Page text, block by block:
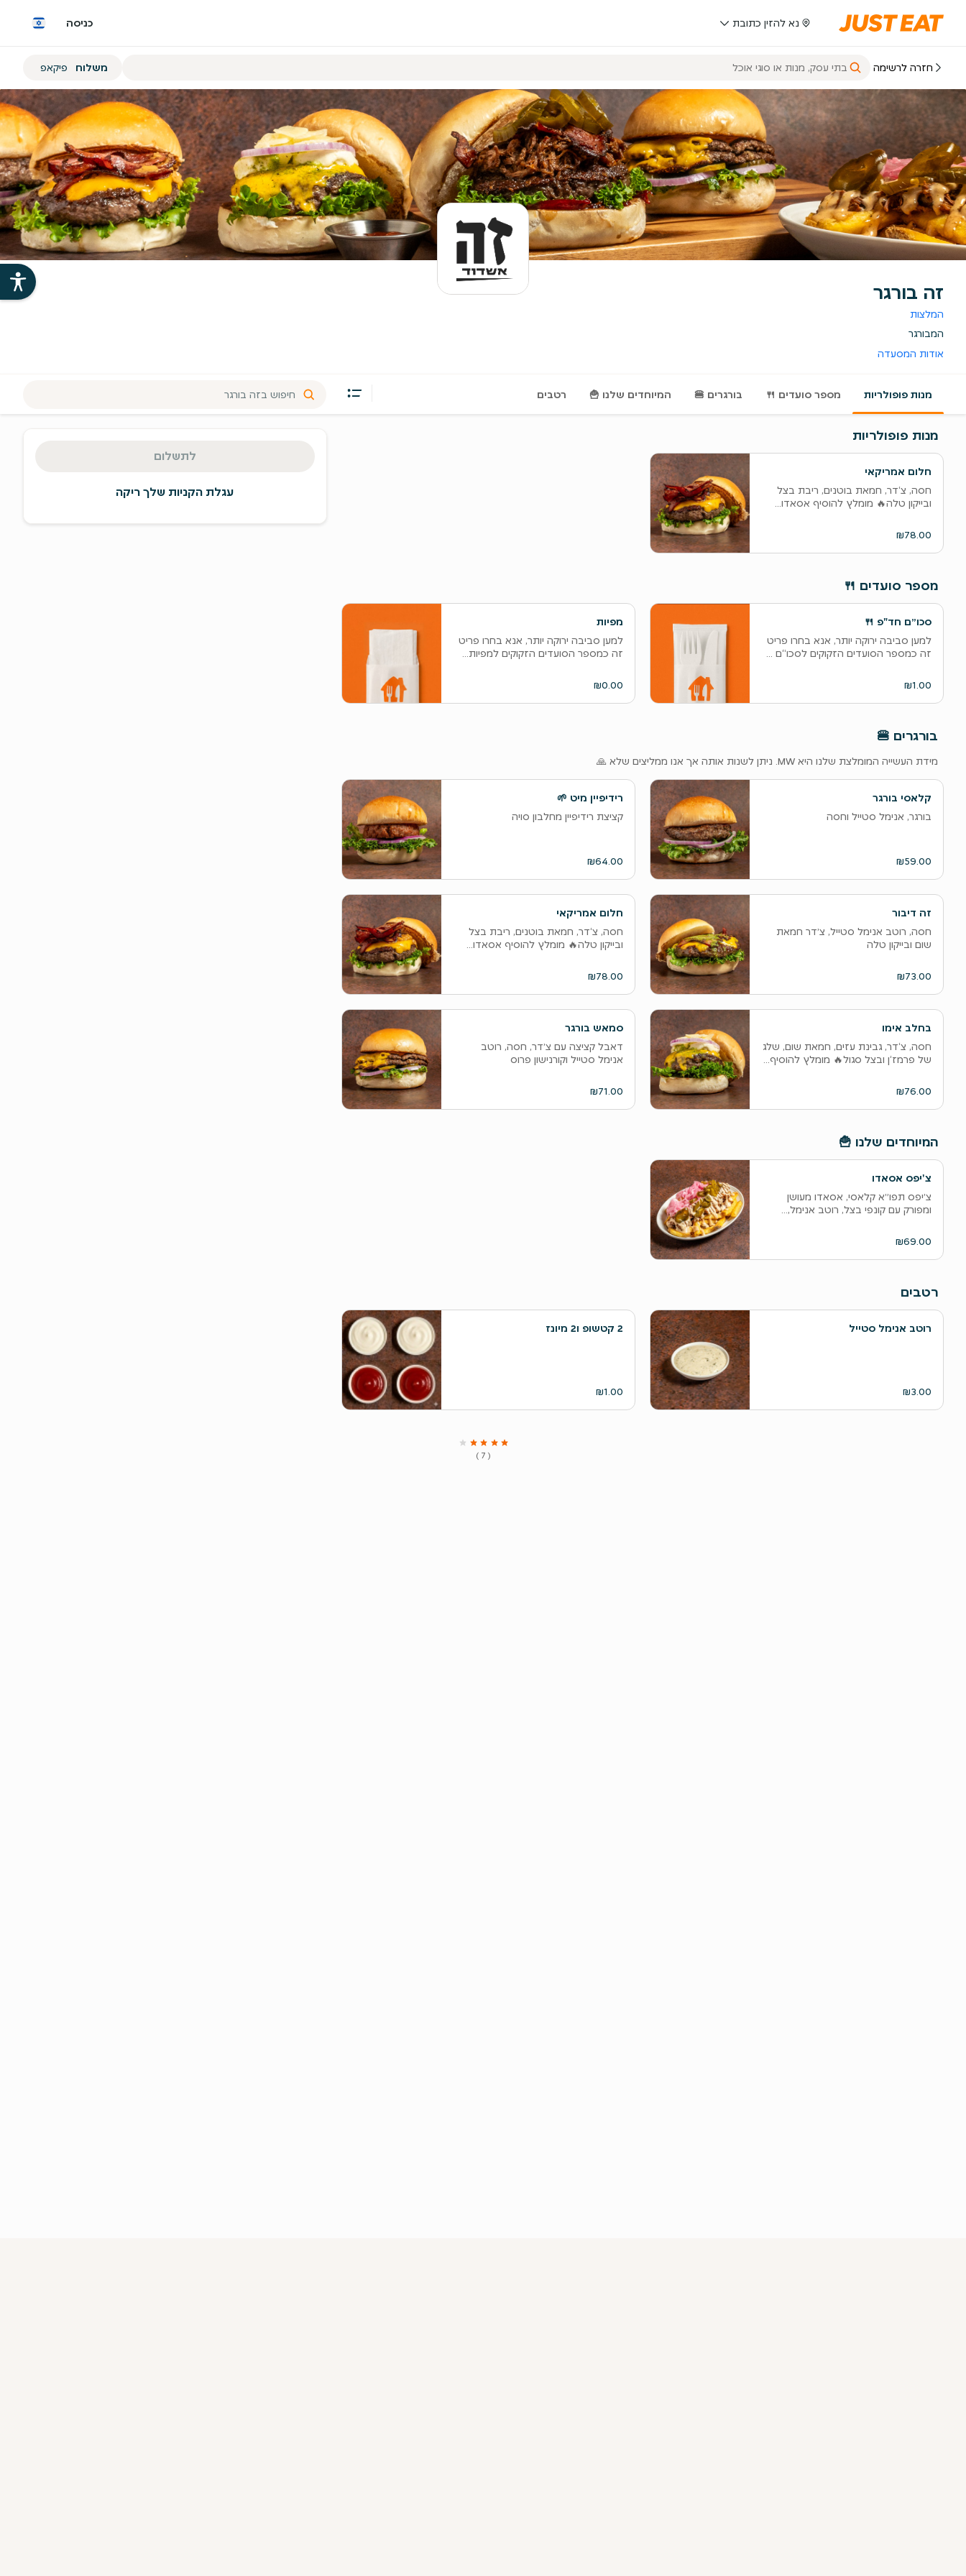
נא להזין כתובת כניסה
הזמנת
או
פיקאפ
משלוח פיקאפ חזרה לרשימה
זה בורגר
המלצות
המבורגר
אודות המסעדה
מנות פופולריות מספר סועדים 🍴 ‫בורגרים 🍔 המיוחדים שלנו 🍟 רטבים
מנות פופולריות
חלום אמריקאי
‫חסה, צ‘דר, חמאת בוטנים, ריבת בצל
ובייקון טלה🔥 מומלץ להוסיף אסאדו...
₪78.00
מספר סועדים 🍴
‫סכו״ם חד"פ 🍴
‫למען סביבה ירוקה יותר, אנא בחרו פריט
זה כמספר הסועדים הזקוקים לסכו“ם ...
₪1.00
מפיות
‫למען סביבה ירוקה יותר, אנא בחרו פריט
זה כמספר הסועדים הזקוקים למפיות...
₪0.00
‫בורגרים 🍔
‫מידת העשייה המומלצת שלנו היא MW. ניתן לשנות אותה אך אנו ממליצים שלא 🙏
קלאסי בורגר
בורגר, אנימל סטייל וחסה
₪59.00
רידיפיין מיט 🌱
קציצת רידיפיין מחלבון סויה
₪64.00
זה דיבור
חסה, רוטב אנימל סטייל, צ׳דר חמאת
שום ובייקון טלה
₪73.00
חלום אמריקאי
‫חסה, צ‘דר, חמאת בוטנים, ריבת בצל
ובייקון טלה🔥 מומלץ להוסיף אסאדו...
₪78.00
בחלב אימו
‫חסה, צ‘דר, גבינת עזים, חמאת שום, שלג
של פרמז‘ן ובצל סגול🔥 מומלץ להוסיף...
₪76.00
סמאש בורגר
דאבל קציצה עם צ׳דר, חסה, רוטב
אנימל סטייל וקורנישון פרוס
₪71.00
המיוחדים שלנו 🍟
צ'יפס אסאדו
צ׳יפס תפו״א קלאסי, אסאדו מעושן
ומפורק עם קונפי בצל, רוטב אנימל,...
₪69.00
רטבים
רוטב אנימל סטייל
₪3.00
₪1.00
לתשלום
עגלת הקניות שלך ריקה
( 7 )